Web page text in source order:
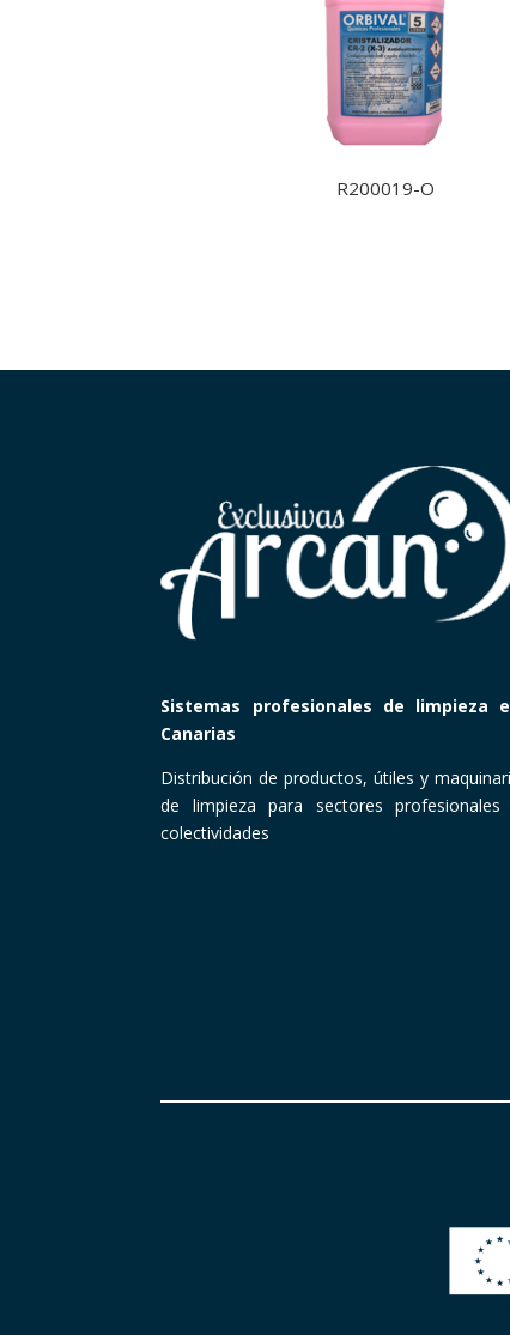
R200019-O
Sistemas profesionales de limpieza
Canarias
Distribución de productos, útiles y
de limpieza para sectores profesionales
colectividades